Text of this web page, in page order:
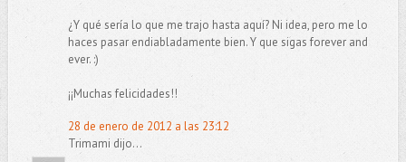
¿Y qué sería lo que me trajo hasta aquí? Ni idea, pero me lo
haces pasar endiabladamente bien. Y que sigas forever and
ever. :)
¡¡Muchas felicidades!!
28 de enero de 2012 a las 23:12
Trimami dijo...